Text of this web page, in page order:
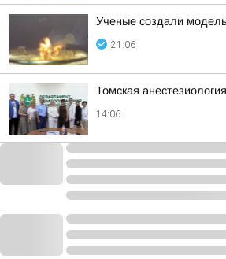
Ученые создали
21:06
Томская
14:06